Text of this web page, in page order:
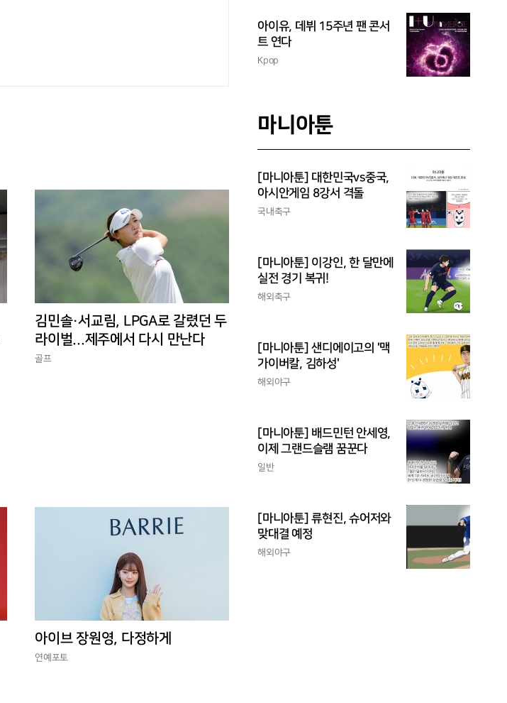
김민솔·서교림, LPGA로 갈렸던 두
라이벌...제주에서 다시 만난다
골프
아이브 장원영, 다정하게
연예포토
아이유, 데뷔 15주년 팬 콘서
트 연다
Kpop
마니아툰
[마니아툰] 대한민국vs중국,
아시안게임 8강서 격돌
국내축구
[마니아툰] 이강인, 한 달만에
실전 경기 복귀!
해외축구
[마니아툰] 샌디에이고의 '맥
가이버칼, 김하성'
해외야구
[마니아툰] 배드민턴 안세영,
이제 그랜드슬램 꿈꾼다
일반
[마니아툰] 류현진, 슈어저와
맞대결 예정
해외야구